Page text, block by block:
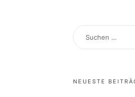
SUCHEN
NACH:
NEUESTE